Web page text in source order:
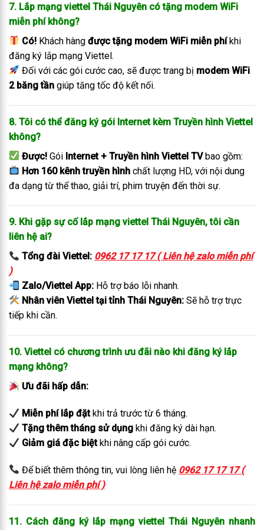
7. Lắp mạng viettel Thái Nguyên có tặng modem WiFi
miễn phí không?
Có! Khách hàngđược tặng modem WiFi miễn phíkhi
đăng ký lắp mạng Viettel.
Đối với các gói cước cao, sẽ được trang bị modem WiFi
2 băng tần giúp tăng tốc độ kết nối.
8. Tôi có thể đăng ký gói Internet kèm Truyền hình Viettel
không?
Được! Gói Internet + Truyền hình Viettel TVbao gồm:
Hơn 160 kênh truyền hình chất lượng HD, với nội dung
đa dạng từ thể thao, giải trí, phim truyện đến thời sự.
9. Khi gặp sự cố lắp mạng viettel Thái Nguyên, tôi cần
liên hệ ai?
Tổng đài Viettel: 0962 17 17 17 ( Liên hệ zalo miễn phí
)
Zalo/Viettel App: Hỗ trợ báo lỗi nhanh.
Nhân viên Viettel tại tỉnh Thái Nguyên: Sẽ hỗ trợ trực
tiếp khi cần.
10. Viettel có chương trình ưu đãi nào khi đăng ký lắp
mạng không?
Ưu đãi hấp dẫn:
Miễn phí lắp đặtkhi trả trước từ 6 tháng.
Tặng thêm tháng sử dụng khi đăng ký dài hạn.
Giảm giá đặc biệtkhi nâng cấp gói cước.
Để biết thêm thông tin, vui lòng liên hệ 0962 17 17 17 (
Liên hệ zalo miễn phí )
11. Cách đăng ký lắp mạng viettel Thái Nguyên nhanh